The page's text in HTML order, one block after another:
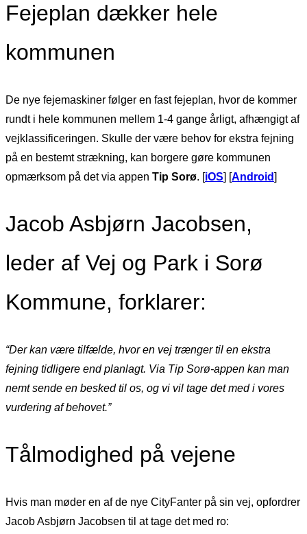
Fejeplan dækker hele
kommunen
De nye fejemaskiner følger en fast fejeplan, hvor de kommer
rundt i hele kommunen mellem 1-4 gange årligt, afhængigt af
vejklassificeringen. Skulle der være behov for ekstra fejning
på en bestemt strækning, kan borgere gøre kommunen
opmærksom på det via appen Tip Sorø. [iOS] [Android]
Jacob Asbjørn Jacobsen,
leder af Vej og Park i Sorø
Kommune, forklarer:
“Der kan være tilfælde, hvor en vej trænger til en ekstra
fejning tidligere end planlagt. Via Tip Sorø-appen kan man
nemt sende en besked til os, og vi vil tage det med i vores
vurdering af behovet.”
Tålmodighed på vejene
Hvis man møder en af de nye CityFanter på sin vej, opfordrer
Jacob Asbjørn Jacobsen til at tage det med ro: